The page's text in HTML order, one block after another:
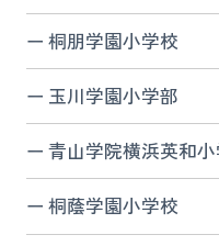
桐朋学園小学校
玉川学園小学部
青山学院横浜英和
桐蔭学園小学校